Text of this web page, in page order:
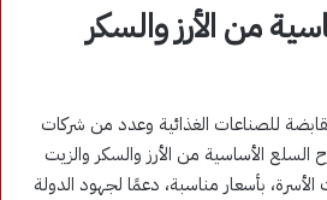
من الأرز والسكر
للصناعات الغذائية وعدد من شركات
الأساسية من الأرز والسكر والزيت
بأسعار مناسبة، دعمًا لجهود الدولة